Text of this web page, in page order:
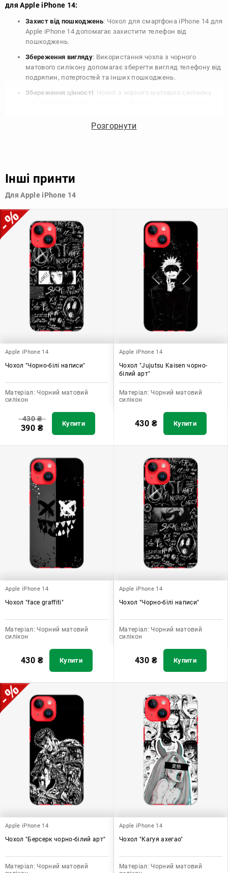
для Apple iPhone 14:
Захист від пошкоджень: Чохол для смартфона iPhone 14 для
Apple iPhone 14 допомагає захистити телефон від
пошкоджень.
Збереження вигляду: Використання чохла з чорного
матового силікону допомагає зберегти вигляд телефону від
подряпин, потертостей та інших пошкоджень.
Збереження цінності: Чохол з чорного матового силікону
продати свій пристрій в майбутньому.
Узагалі, чохол для телефону - це дуже корисний аксесуар, який
допомагає захистити ваш пристрій, зберегти його цінність і
Розгорнути
Інші принти
Для Apple iPhone 14
Apple iPhone 14
Чохол "Чорно-білі написи"
Матеріал: Чорний матовий
силікон
430₴
390 ₴ Купити
Apple iPhone 14
Чохол "Jujutsu Kaisen чорно-
білий арт"
Матеріал: Чорний матовий
силікон
430 ₴ Купити
Apple iPhone 14
Чохол "face graffiti"
Матеріал: Чорний матовий
силікон
430 ₴ Купити
Apple iPhone 14
Чохол "Чорно-білі написи"
Матеріал: Чорний матовий
силікон
430 ₴ Купити
Apple iPhone 14
Чохол "Берсерк чорно-білий арт"
Матеріал: Чорний матовий
Apple iPhone 14
Чохол "Кагуя ахегао"
Матеріал: Чорний матовий